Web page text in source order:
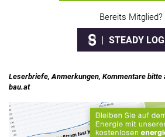
Bereits Mitglied?
STEADY
Leserbriefe, Anmerkungen, Kommentare
bau.at